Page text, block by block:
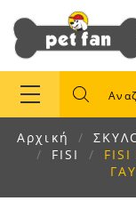
Αρχική
FISI